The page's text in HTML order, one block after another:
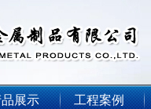
展示 工程案例